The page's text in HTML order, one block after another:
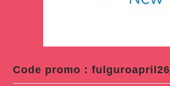
Code promo : fulguroapril26